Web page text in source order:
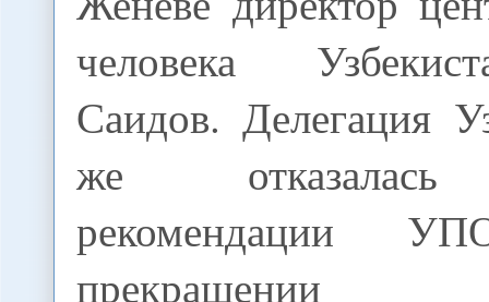
человека
Саидов. Делегация
же отказалась
прекращении